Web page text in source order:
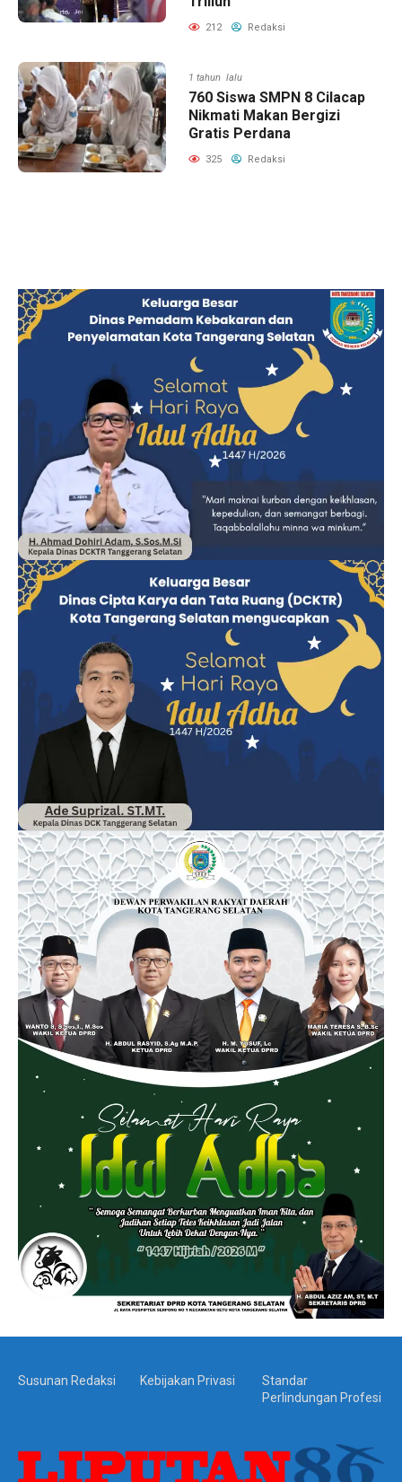
212 Redaksi
1 tahun lalu
760 Siswa SMPN 8 Cilacap
Nikmati Makan Bergizi
Gratis Perdana
325 Redaksi
Susunan Redaksi Kebijakan Privasi
Standar
Perlindungan Profesi